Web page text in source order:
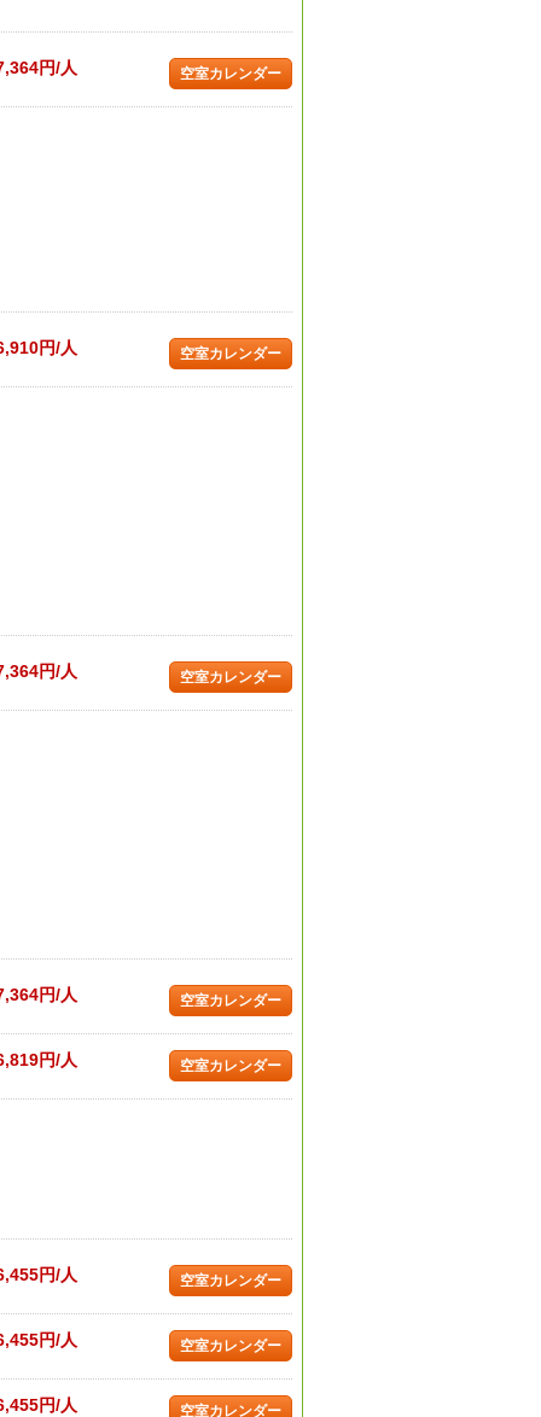
円/人 空室カレンダー
円/人 空室カレンダー
円/人 空室カレンダー
円/人 空室カレンダー
円/人 空室カレンダー
円/人 空室カレンダー
円/人 空室カレンダー
円/人 空室カレンダー